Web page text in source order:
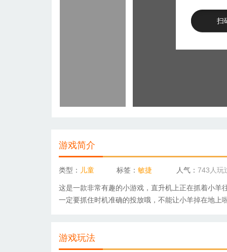
扫
游戏简介
类型： 儿童 标签： 敏捷 人气： 743人玩
这是一款非常有趣的小游戏，直升机上正在抓着小
一定要抓住时机准确的投放哦，不能让小羊掉在地
游戏玩法